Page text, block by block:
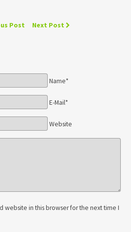
Post Next Post
Name*
E-Mail*
Website
website in this browser for the next time I